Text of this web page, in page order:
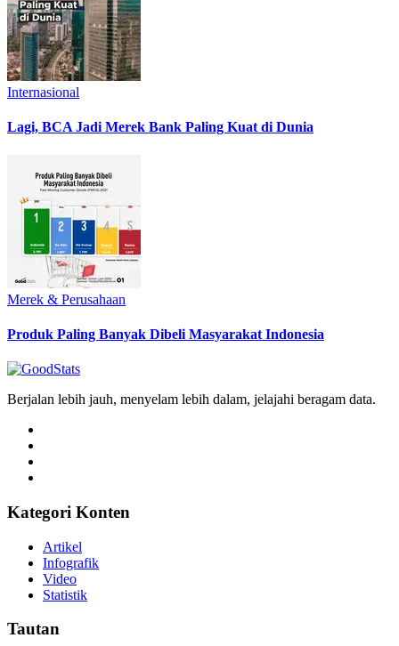
Internasional
Lagi, BCA Jadi Merek Bank Paling Kuat di Dunia
Merek & Perusahaan
Produk Paling Banyak Dibeli Masyarakat Indonesia
Berjalan lebih jauh, menyelam lebih dalam, jelajahi beragam data.
Kategori Konten
Artikel
Infografik
Video
Statistik
Tautan